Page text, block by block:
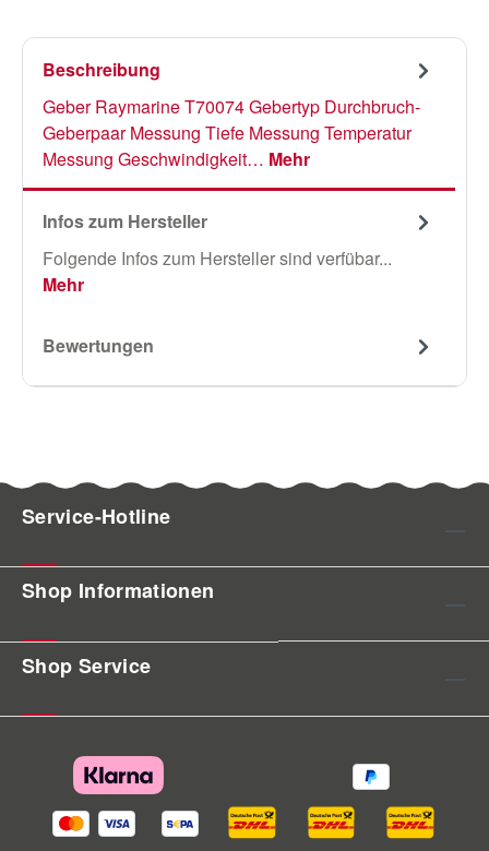
Beschreibung
Geber Raymarine T70074 Gebertyp Durchbruch-
Geberpaar Messung Tiefe Messung Temperatur
Messung Geschwindigkeit… Mehr
Infos zum Hersteller
Folgende Infos zum Hersteller sind verfübar...
Mehr
Bewertungen
Service-Hotline
Shop Informationen
Shop Service